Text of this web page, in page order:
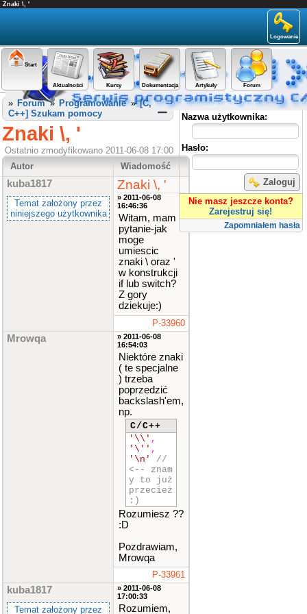
Znaki \, '
Logowanie
Start
Aktualności Kursy Dokumentacja Artykuły Forum
Panel użytkownika
Nazwa użytkownika:
Hasło:
Zaloguj
Nie masz jeszcze konta?
Zarejestruj się!
Zapomniałem hasła
» Forum» Programowanie»[C,
C++] Szukam pomocy
Znaki \, '
Ostatnio zmodyfikowano 2011-06-08 17:00
Autor
Wiadomość
kuba1817
Temat założony przez
niniejszego użytkownika
Znaki \, '
» 2011-06-08
16:46:36
Witam, mam
pytanie-jak
moge
umiescic
znaki \ oraz '
w konstrukcji
if lub switch?
Z gory
dziekuje:)
P-33960
Mrowqa
» 2011-06-08
16:54:03
Niektóre znaki
( te specjalne
) trzeba
poprzedzić
backslash'em,
np.
C/C++
'\\' ,
'\'' ,
'\n'
//
<-- znam
y to już
przecież
:)
Rozumiesz ??
:D
Pozdrawiam,
Mrowqa
P-33961
kuba1817
Temat założony przez
» 2011-06-08
17:00:33
Rozumiem,